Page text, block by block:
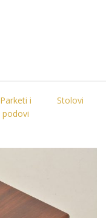
Parketi i
podovi
Stolovi